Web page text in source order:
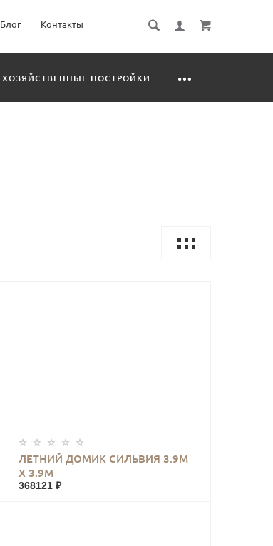
Блог Контакты
ХОЗЯЙСТВЕННЫЕ ПОСТРОЙКИ
ЛЕТНИЙ ДОМИК СИЛЬВИЯ 3.9М
Х 3.9М
368121 ₽
КУПИТЬ